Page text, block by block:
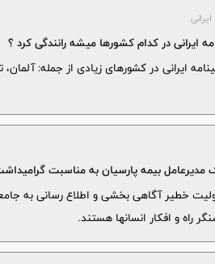
ایرانی در کدام کشورها میشه رانندگی کرد ؟
ایرانی در کشورهای زیادی از جمله:
مدیرعامل بیمه پارسیان به مناسبت
خطیر آگاهی بخشی و اطلاع رسانی به
راه و افکار انسانها هستند.